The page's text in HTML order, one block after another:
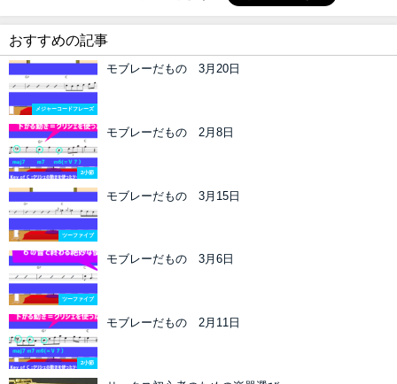
おすすめの記事
メジャーコードフレーズ
モブレーだもの 3月20日
2小節
モブレーだもの 2月8日
ツーファイブ
モブレーだもの 3月15日
ツーファイブ
モブレーだもの 3月6日
2小節
モブレーだもの 2月11日